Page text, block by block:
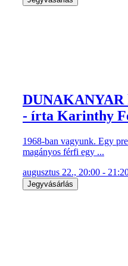
DUNAKANYAR
- írta Karinthy
1968-ban vagyunk. Egy
magányos férfi egy ...
augusztus 22., 20:00 -
Jegyvásárlás